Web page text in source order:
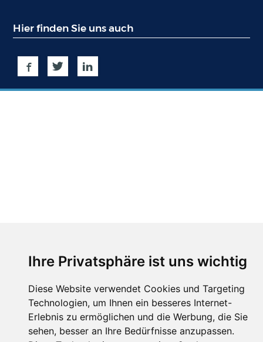
Ihre Privatsphäre ist uns wichtig
Diese Website verwendet Cookies und Targeting
Technologien, um Ihnen ein besseres Internet-
Erlebnis zu ermöglichen und die Werbung, die Sie
sehen, besser an Ihre Bedürfnisse anzupassen.
Hier finden Sie uns auch